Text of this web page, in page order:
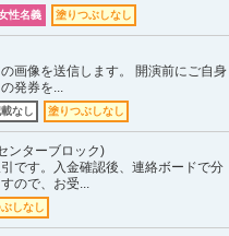
性名義 塗りつぶしなし
画像を送信します。 開演前にご自身
発券を...
なし 塗りつぶしなし
ンターブロック)
です。入金確認後、連絡ボードで分
ので、お受...
しなし